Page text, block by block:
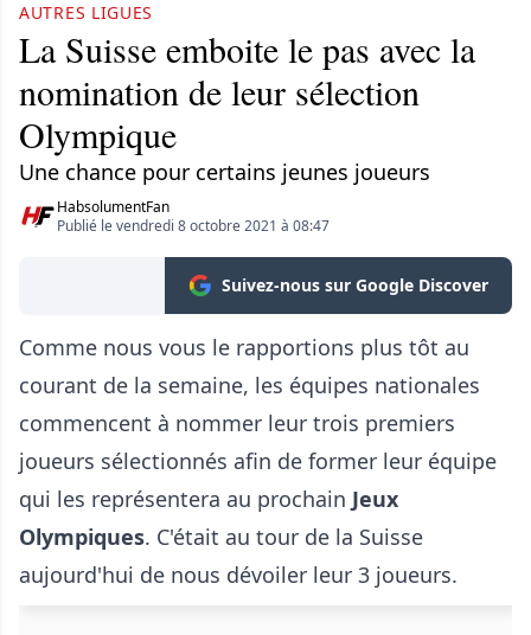
AUTRES LIGUES
La Suisse emboite le pas avec la
nomination de leur sélection
Olympique
Une chance pour certains jeunes joueurs
HabsolumentFan
Publié le vendredi 8 octobre 2021 à 08:47
Suivez-nous sur Google Discover
Comme nous vous le rapportions plus tôt au
courant de la semaine, les équipes nationales
commencent à nommer leur trois premiers
joueurs sélectionnés afin de former leur équipe
qui les représentera au prochain Jeux
Olympiques. C'était au tour de la Suisse
aujourd'hui de nous dévoiler leur 3 joueurs.